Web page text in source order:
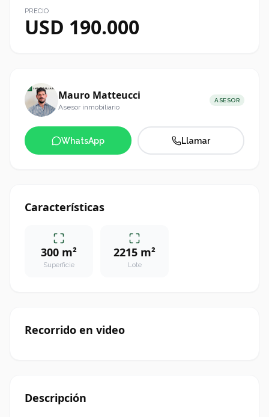
PRECIO
USD 190.000
Mauro Matteucci
Asesor inmobiliario
ASESOR
WhatsApp Llamar
Características
300 m²
Superficie
2215 m²
Lote
Recorrido en video
Descripción